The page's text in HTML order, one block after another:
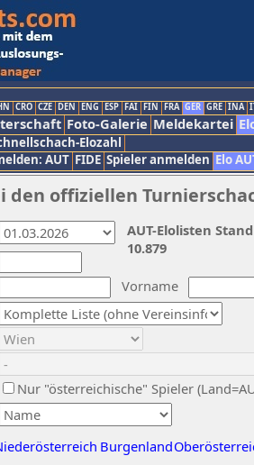
CRO CZE DEN ENG ESP FAI FIN FRA GER GRE INA
Foto-Galerie Meldekartei
Elozahl
AUT FIDE Spieler anmelden Elo
offiziellen
Vorname
Nur "österreichische" Spieler
Burgenland
AUT-Elolisten
10.879